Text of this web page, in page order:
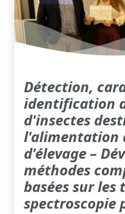
Détection,
identification
d'insectes
l'alimentation
d'élevage –
méthodes
basées sur les
spectroscopie